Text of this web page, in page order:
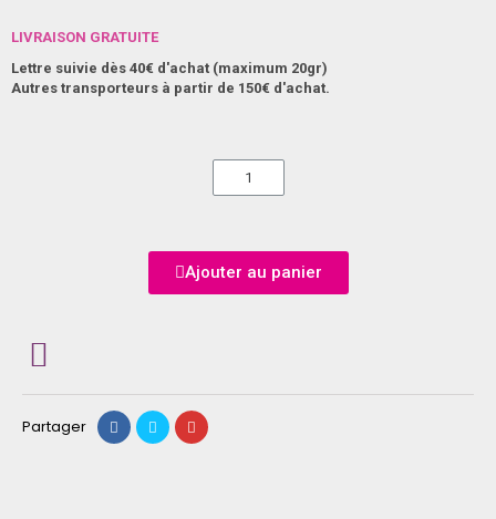
LIVRAISON GRATUITE
Lettre suivie dès 40€ d'achat (maximum 20gr)
Autres transporteurs à partir de 150€ d'achat.
Ajouter au panier
Partager